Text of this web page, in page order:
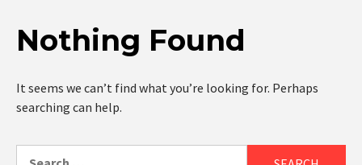
Nothing Found
It seems we can’t find what you’re looking for. Perhaps
searching can help.